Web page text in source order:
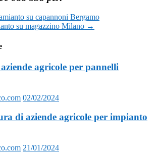
su capannoni Bergamo
su magazzino Milano →
agricole per pannelli
02/02/2024
di aziende agricole per impianto
21/01/2024